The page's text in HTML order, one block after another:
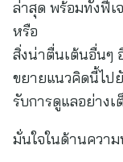
ล่าสุด พร้อมทั้งฟีเ
หรือ
สิ่งน่าตื่นเต้นอื่นๆ
ขยายแนวคิดนี้ไป
รับการดูแลอย่าง
มั่นใจในด้านควา